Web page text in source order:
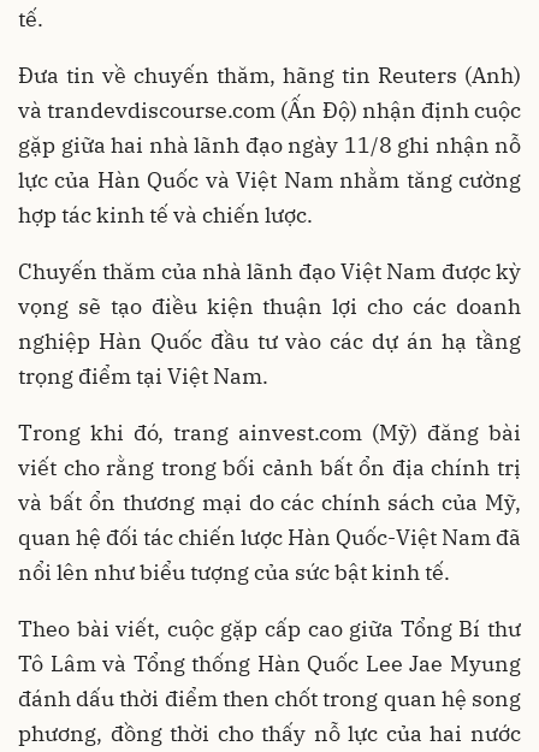
tế.
Đưa tin về chuyến thăm, hãng tin Reuters (Anh)
và trandevdiscourse.com (Ấn Độ) nhận định cuộc
gặp giữa hai nhà lãnh đạo ngày 11/8 ghi nhận nỗ
lực của Hàn Quốc và Việt Nam nhằm tăng cường
hợp tác kinh tế và chiến lược.
Chuyến thăm của nhà lãnh đạo Việt Nam được kỳ
vọng sẽ tạo điều kiện thuận lợi cho các doanh
nghiệp Hàn Quốc đầu tư vào các dự án hạ tầng
trọng điểm tại Việt Nam.
Trong khi đó, trang ainvest.com (Mỹ) đăng bài
viết cho rằng trong bối cảnh bất ổn địa chính trị
và bất ổn thương mại do các chính sách của Mỹ,
quan hệ đối tác chiến lược Hàn Quốc-Việt Nam đã
nổi lên như biểu tượng của sức bật kinh tế.
Theo bài viết, cuộc gặp cấp cao giữa Tổng Bí thư
Tô Lâm và Tổng thống Hàn Quốc Lee Jae Myung
đánh dấu thời điểm then chốt trong quan hệ song
phương, đồng thời cho thấy nỗ lực của hai nước